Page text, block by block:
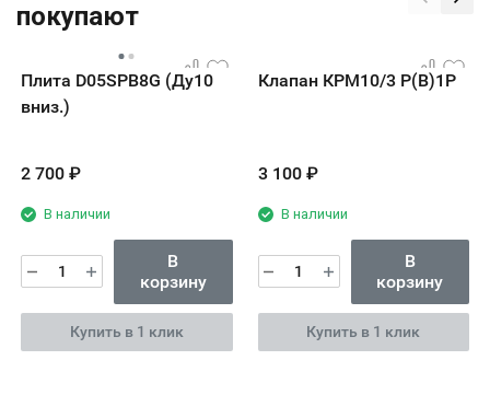
покупают
Плита D05SPB8G (Ду10
вниз.)
2 700 ₽
В наличии
В
корзину
Купить в 1 клик
Клапан КРМ10/3 Р(В)1Р
3 100 ₽
В наличии
В
корзину
Купить в 1 клик